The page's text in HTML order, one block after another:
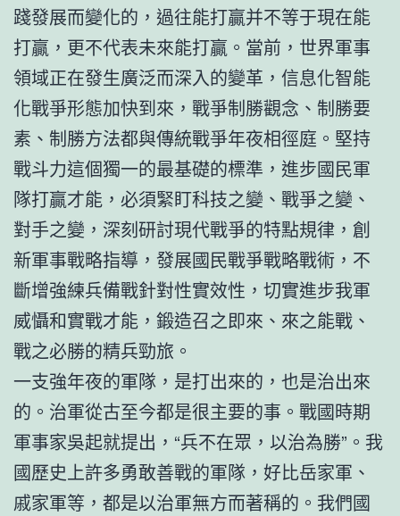
踐發展而變化的，過往能打贏并不等于現在能
打贏，更不代表未來能打贏。當前，世界軍事
領域正在發生廣泛而深入的變革，信息化智能
化戰爭形態加快到來，戰爭制勝觀念、制勝要
素、制勝方法都與傳統戰爭年夜相徑庭。堅持
戰斗力這個獨一的最基礎的標準，進步國民軍
隊打贏才能，必須緊盯科技之變、戰爭之變、
對手之變，深刻研討現代戰爭的特點規律，創
新軍事戰略指導，發展國民戰爭戰略戰術，不
斷增強練兵備戰針對性實效性，切實進步我軍
威懾和實戰才能，鍛造召之即來、來之能戰、
戰之必勝的精兵勁旅。
一支強年夜的軍隊，是打出來的，也是治出來
的。治軍從古至今都是很主要的事。戰國時期
軍事家吳起就提出，“兵不在眾，以治為勝”。我
國歷史上許多勇敢善戰的軍隊，好比岳家軍、
戚家軍等，都是以治軍無方而著稱的。我們國